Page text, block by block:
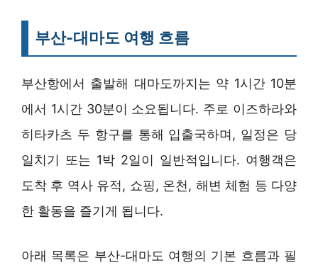
부산-대마도 여행 흐름
부산항에서 출발해 대마도까지는 약 1시간 10분
에서 1시간 30분이 소요됩니다. 주로 이즈하라와
히타카츠 두 항구를 통해 입출국하며, 일정은 당
일치기 또는 1박 2일이 일반적입니다. 여행객은
도착 후 역사 유적, 쇼핑, 온천, 해변 체험 등 다양
한 활동을 즐기게 됩니다.
아래 목록은 부산-대마도 여행의 기본 흐름과 필